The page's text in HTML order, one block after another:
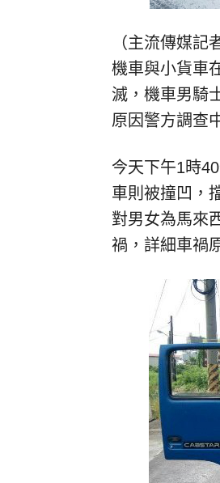
（主流傳媒
機車與小貨車
滅，機車男騎
原因警方調查
今天下午1時
車則被撞凹，
對男女為馬來
禍，詳細車禍